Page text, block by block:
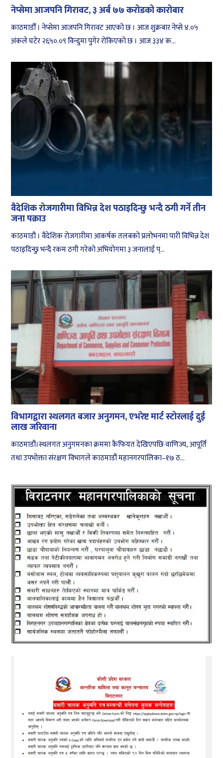
नेप्सेमा आजपनि गिरावट, ३ अर्ब ७७ करोडको कारोबार
काठमाडौँ । नेप्सेमा आजपनि गिरावट आएको छ । आज शुक्रबार नेप्से ४.०५
अंकले घटेर २६५०.०९ विन्दुमा पुगेर रोकिएको छ । आज ३३४ क...
वैदेशिक रोजगारीमा विभिन्न देश पठाइदिन्छु भन्दै ठगी गर्ने तीन
जना पक्राउ
काठमाडौं । वैदेशिक रोजगारीमा आकर्षक तलबको प्रलोभनमा पारी विभिन्न देश
पठाइदिन्छु भन्दै रकम ठगी गरेको अभियोगमा ३ जनालाई प्...
विभागद्वारा स्थलगत बजार अनुगमन, एभरेष्ट मार्ट स्टोरलाई दुई
लाख जरिवाना
काठमाडौं।स्थलगत अनुगमनका क्रममा कैफियत देखिएपछि वाणिज्य, आपूर्ति
तथा उपभोक्ता संरक्षण विभागले काठमाडौं महानगरपालिका–१७ ठ...